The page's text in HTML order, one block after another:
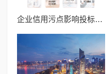
企业信用污点影响投标融资怎么办?君优信用专业修复服务为您解忧